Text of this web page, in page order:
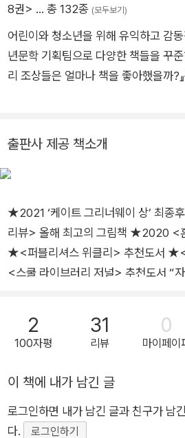
8권> … 총 132종 (모두보기)
어린이와 청소년을 위해 유익하고 감
년문학 기획팀으로 다양한 책들을 꾸
리 조상들은 얼마나 책을 좋아했을까?
명이 들려주는 이야기』, 옮긴 책으로 『
점프 선수야』 『데이비드 호크니, 보고
출판사 제공 책소개
★2021 ‘케이트 그리너웨이 상’ 최
리뷰> 올해 최고의 그림책 ★2020 <
★<퍼블리셔스 위클리> 추천도서
<스쿨 라이브러리 저널> 추천도서 “자연계의 아름다움을 부모
리> “단순히 야외를 배경으로 한 그
가 형성되는 방식을 따뜻하게 표현한다
이 없는 그림책, 그러나 온갖 소리가 들
에서 책장을 넘기게 되지만, 금세 온갖
다. 이른 아침 하이킹을 떠날 채비를 하
어나 구불구불한 길을 달리는 승용차의
2
100자평
31
리뷰
0
마이페이
이 책에 내가 남긴 글
로그인하면 내가 남긴 글과 친구가 남
다.
로그인하기